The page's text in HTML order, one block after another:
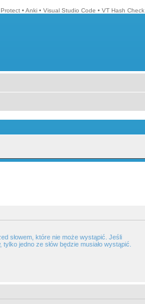
• Anki • Visual Studio Code • VT Hash Check
słowem, które nie może wystąpić. Jeśli
jedno ze słów będzie musiało wystąpić.